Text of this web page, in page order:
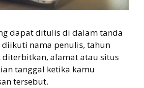
dapat ditulis di dalam tanda
nama penulis, tahun
alamat atau situs
tanggal ketika kamu
tersebut.